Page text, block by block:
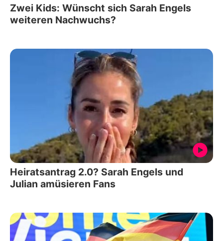
Zwei Kids: Wünscht sich Sarah Engels
weiteren Nachwuchs?
Heiratsantrag 2.0? Sarah Engels und
Julian amüsieren Fans